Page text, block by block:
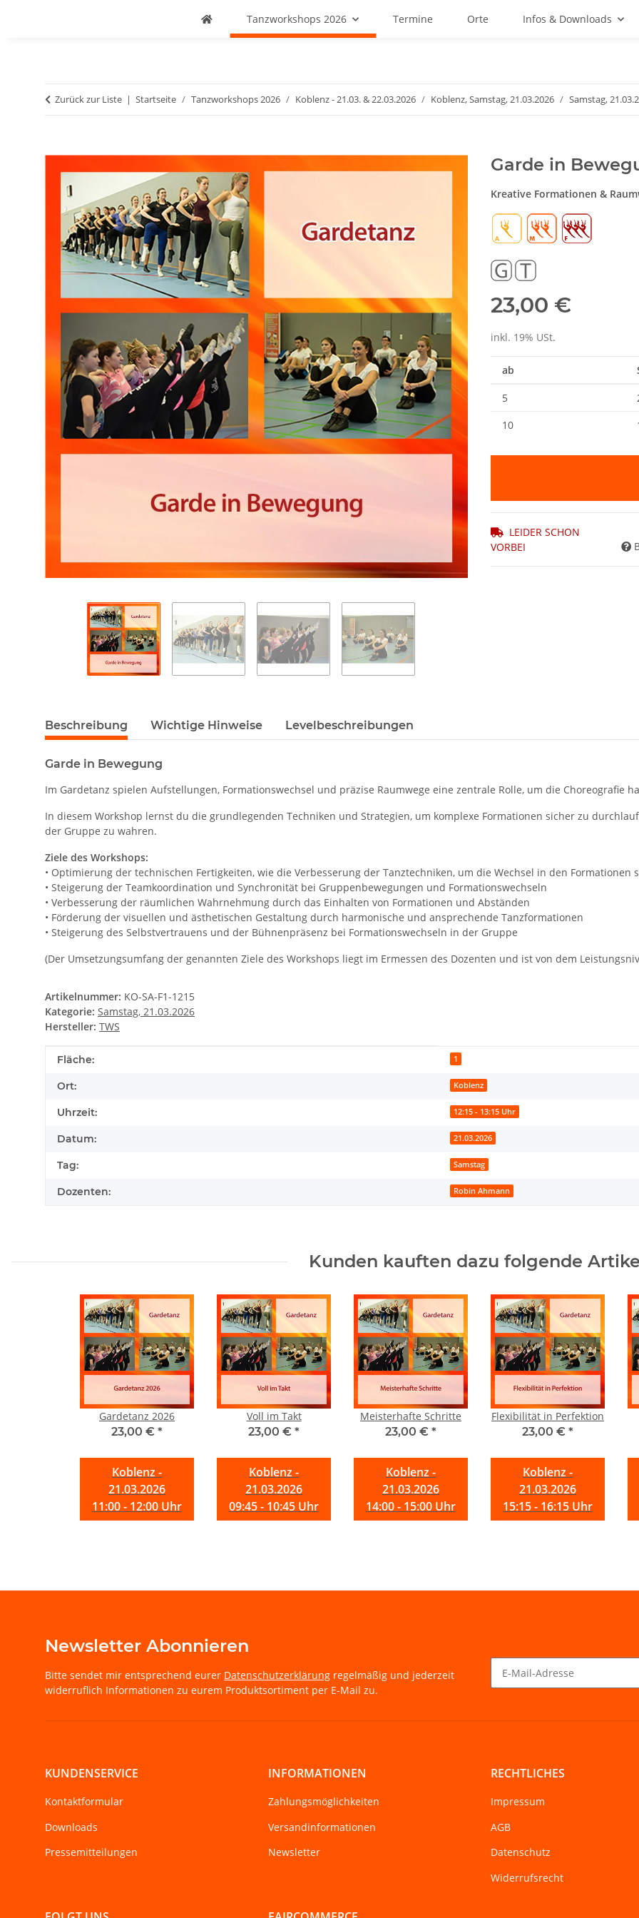
Tanzworkshops 2026 Termine Orte Infos & Downloads
Zurück zur Liste Startseite Tanzworkshops 2026 Koblenz - 21.03. & 22.03.2026 Koblenz, Samstag, 21.03.2026 Samstag,
Garde in
Kreative Formationen &
23,00 €
inkl. 19% USt.
ab
5
10
LEIDER SCHON
VORBEI
Beschreibung Wichtige Hinweise Levelbeschreibungen
Garde in Bewegung
Im Gardetanz spielen Aufstellungen, Formationswechsel und präzise Raumwege eine zentrale Rolle, um die Choreografie
In diesem Workshop lernst du die grundlegenden Techniken und Strategien, um komplexe Formationen sicher zu
der Gruppe zu wahren.
Ziele des Workshops:
• Optimierung der technischen Fertigkeiten, wie die Verbesserung der Tanztechniken, um die Wechsel in den Formationen
• Steigerung der Teamkoordination und Synchronität bei Gruppenbewegungen und Formationswechseln
• Verbesserung der räumlichen Wahrnehmung durch das Einhalten von Formationen und Abständen
• Förderung der visuellen und ästhetischen Gestaltung durch harmonische und ansprechende Tanzformationen
• Steigerung des Selbstvertrauens und der Bühnenpräsenz bei Formationswechseln in der Gruppe
(Der Umsetzungsumfang der genannten Ziele des Workshops liegt im Ermessen des Dozenten und ist von dem
Artikelnummer: KO-SA-F1-1215
Kategorie: Samstag, 21.03.2026
Hersteller: TWS
Produkteigenschaft
Wert
Fläche: 1
Ort: Koblenz
Uhrzeit: 12:15 - 13:15 Uhr
Datum: 21.03.2026
Tag: Samstag
Dozenten: Robin Ahmann
Kunden kauften dazu folgende
Gardetanz 2026
23,00 € *
Koblenz -
21.03.2026
11:00 - 12:00 Uhr
Voll im Takt
23,00 € *
Koblenz -
21.03.2026
09:45 - 10:45 Uhr
Meisterhafte Schritte
23,00 € *
Koblenz -
21.03.2026
14:00 - 15:00 Uhr
Flexibilität in Perfektion
23,00 € *
Koblenz -
21.03.2026
15:15 - 16:15 Uhr
Newsletter Abonnieren
Bitte sendet mir entsprechend eurer Datenschutzerklärung regelmäßig und jederzeit
widerruflich Informationen zu eurem Produktsortiment per E-Mail zu.
KUNDENSERVICE
Kontaktformular
Downloads
Pressemitteilungen
INFORMATIONEN
Zahlungsmöglichkeiten
Versandinformationen
Newsletter
RECHTLICHES
Impressum
AGB
Datenschutz
Widerrufsrecht